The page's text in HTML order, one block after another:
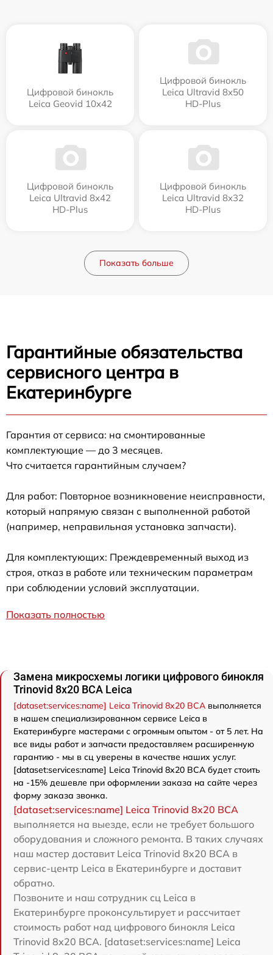
Цифровой бинокль
Leica Geovid 10x42
Цифровой бинокль
Leica Ultravid 8x50
HD-Plus
Цифровой бинокль
Leica Ultravid 8x42
HD-Plus
Цифровой бинокль
Leica Ultravid 8x32
HD-Plus
Показать больше
Гарантийные обязательства
сервисного центра в
Екатеринбурге
Гарантия от сервиса: на смонтированные
комплектующие — до 3 месяцев.
Что считается гарантийным случаем?
Для работ: Повторное возникновение неисправности,
который напрямую связан с выполненной работой
(например, неправильная установка запчасти).
Для комплектующих: Преждевременный выход из
строя, отказ в работе или техническим параметрам
при соблюдении условий эксплуатации.
Показать полностью
Замена микросхемы логики цифрового бинокля
Trinovid 8x20 BCA Leica
[dataset:services:name] Leica Trinovid 8x20 BCA выполняется
в нашем специализированном сервисе Leica в
Екатеринбурге мастерами с огромным опытом - от 5 лет. На
все виды работ и запчасти предоставляем расширенную
гарантию - мы в сц уверены в качестве наших услуг.
[dataset:services:name] Leica Trinovid 8x20 BCA будет стоить
на -15% дешевле при оформлении заказа на сайте через
форму заказа звонка.
[dataset:services:name] Leica Trinovid 8x20 BCA
выполняется на выезде, если не требует большого
оборудования и сложного ремонта. В таких случаях
наш мастер доставит Leica Trinovid 8x20 BCA в
сервис-центр Leica в Екатеринбурге и доставит
обратно.
Позвоните и наш сотрудник сц Leica в
Екатеринбурге проконсультирует и рассчитает
стоимость работ над цифрового бинокля Leica
Trinovid 8x20 BCA. [dataset:services:name] Leica